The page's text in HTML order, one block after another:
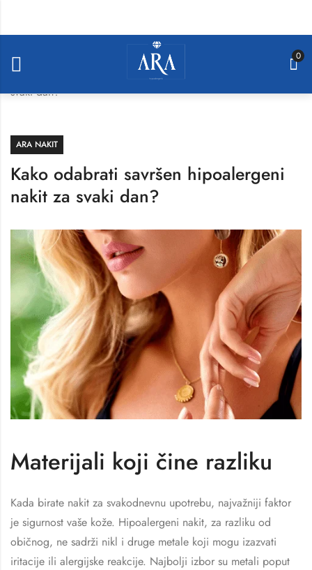
0
Home
Kako odabrati savršen hipoalergeni nakit za
svaki dan?
ARA NAKIT
Kako odabrati savršen hipoalergeni
nakit za svaki dan?
Materijali koji čine razliku
Kada birate nakit za svakodnevnu upotrebu, najvažniji faktor
je sigurnost vaše kože. Hipoalergeni nakit, za razliku od
običnog, ne sadrži nikl i druge metale koji mogu izazvati
iritacije ili alergijske reakcije. Najbolji izbor su metali poput